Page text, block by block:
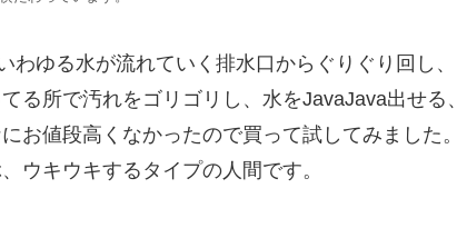
わゆる水が流れていく排水口からぐりぐり回し、
る所で汚れをゴリゴリし、水をJavaJava出せる、
お値段高くなかったので買って試してみました。
ウキウキするタイプの人間です。